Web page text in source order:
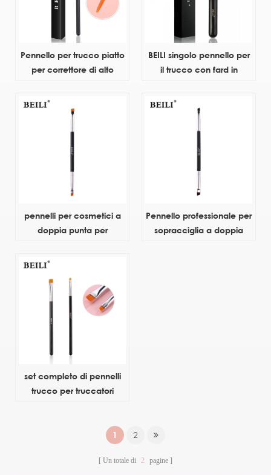
Pennello per trucco piatto
per correttore di alto
trucco di bellezza singolo
all'ingrosso con etichetta
BEILI singolo pennello per
il trucco con fard in
con etichetta privata di
alta qualità Capelli
pennelli per cosmetici a
doppia punta per
Pennello professionale per
sopracciglia a doppia
set completo di pennelli
trucco per truccatori
1 2
Un totale di 2 pagine